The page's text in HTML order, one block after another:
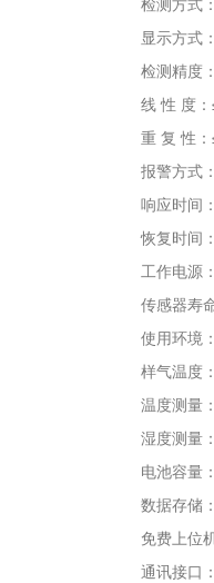
检测方式：
显示方式：
检测精度：
线 性 度：
重 复 性：
报警方式：
响应时间：
恢复时间
工作电源：
传感器寿命
使用环境：
样气温度：-
温度测量：
湿度测量：
电池容量：
数据存储：
免费上位机
通讯接口：